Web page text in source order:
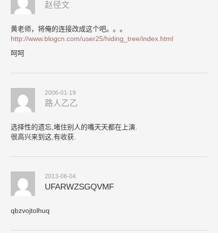
赵径文
黄老师，将俺的连接改成这个吧。。。
http://www.blogcn.com/user25/hiding_tree/index.html
呵呵
2006-01-19
路人乙乙
选择性的遗忘,堵住别人的嘴天天都在上演.
很高兴来到这,有收获.
2013-06-04
UFARWZSGQVMF
qbzvojtolhuq